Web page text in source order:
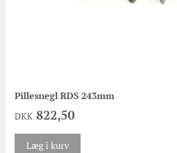
Pillesnegl RDS 243mm
DKK 822,50
Læg i kurv